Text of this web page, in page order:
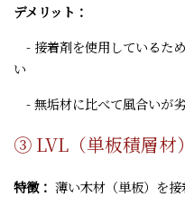
デメリット：
- 接着剤を使用しているた
い
- 無垢材に比べて風合いが
③ LVL（単板積層材）
特徴： 薄い木材（単板）を